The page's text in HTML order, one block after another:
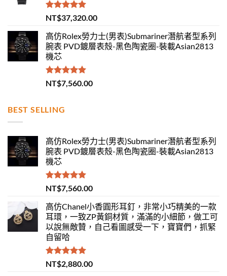
評分5.00
滿分 5
NT$37,320.00
高仿Rolex勞力士(男表)Submariner潛航者型系列
腕表 PVD鍍層表殼-黑色陶瓷圈-裝載Asian2813
機芯
評分 5.00
滿分 5
NT$7,560.00
BEST SELLING
高仿Rolex勞力士(男表)Submariner潛航者型系列
腕表 PVD鍍層表殼-黑色陶瓷圈-裝載Asian2813
機芯
評分 5.00
滿分 5
NT$7,560.00
高仿Chanel小香圓形耳釘，非常小巧精美的一款
耳環，一致ZP黃銅材質，滿滿的小細節，做工可
以說無敵贊，自己看圖感受一下，寶寶們，抓緊
自留哈
評分 5.00
滿分 5
NT$2,880.00